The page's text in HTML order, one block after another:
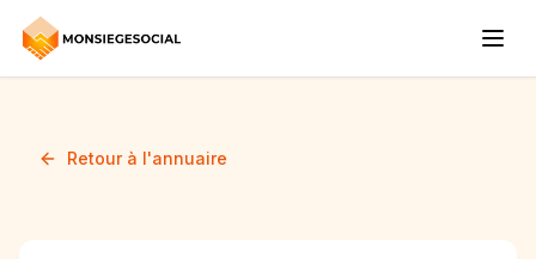
Retour à l'annuaire